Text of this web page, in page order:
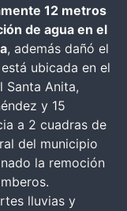
12 metros
de agua en el
, además dañó el
ubicada en el
Santa Anita,
y 15
a 2 cuadras de
del municipio
la remoción
lluvias y